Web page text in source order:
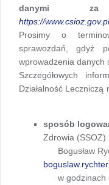
danymi
https://
Prosimy o
sprawozdań, gdyż
wprowadzenia danych
Szczegółowych
Działalność
sposób
Zdrowia (SSOZ)
Bogusław
w godzinach